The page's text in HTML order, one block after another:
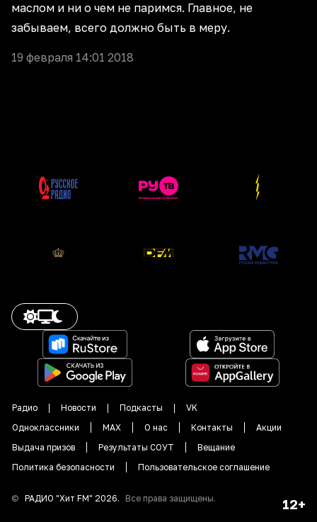
маслом и ни о чем не паримся. Главное, не
забываем, всего должно быть в меру.
19 февраля 14:01 2018
Радио Новости Подкасты
VK
Одноклассники
MAX О нас Контакты
Акции
Выдача призов
Результаты СОУТ
Вещание
Политика безопасности
Пользовательское соглашение
© РАДИО "Хит FM" 2026. Все права защищены. 12+